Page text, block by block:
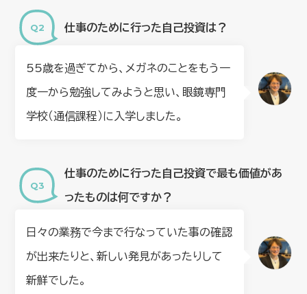
仕事のために行った自己投資は？
55歳を過ぎてから、メガネのことをもう一
度一から勉強してみようと思い、眼鏡専門
学校（通信課程）に入学しました。
仕事のために行った自己投資で最も価値があ
ったものは何ですか？
日々の業務で今まで行なっていた事の確認
が出来たりと、新しい発見があったりして
新鮮でした。